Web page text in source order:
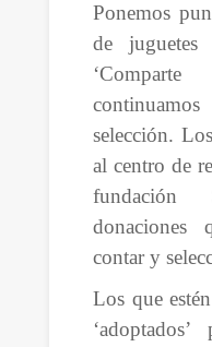
Ponemos
de
selección.
al centro de
donaciones
contar y
Los que